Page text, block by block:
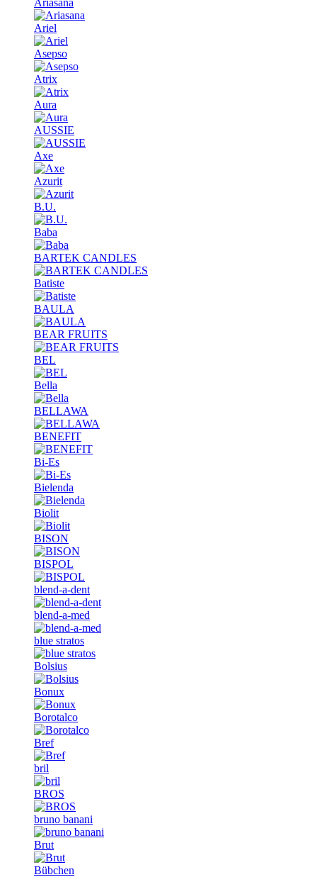
Ariasana
Ariel
Asepso
Atrix
Aura
AUSSIE
Axe
Azurit
B.U.
Baba
BARTEK CANDLES
Batiste
BAULA
BEAR FRUITS
BEL
Bella
BELLAWA
BENEFIT
Bi-Es
Bielenda
Biolit
BISON
BISPOL
blend-a-dent
blend-a-med
blue stratos
Bolsius
Bonux
Borotalco
Bref
bril
BROS
bruno banani
Brut
Bübchen